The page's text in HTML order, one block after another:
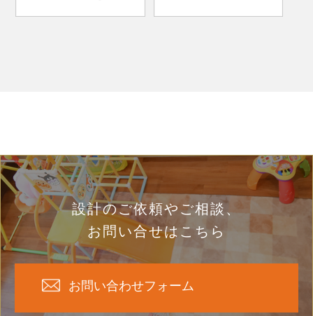
設計のご依頼やご相談、
お問い合せはこちら
お問い合わせフォーム